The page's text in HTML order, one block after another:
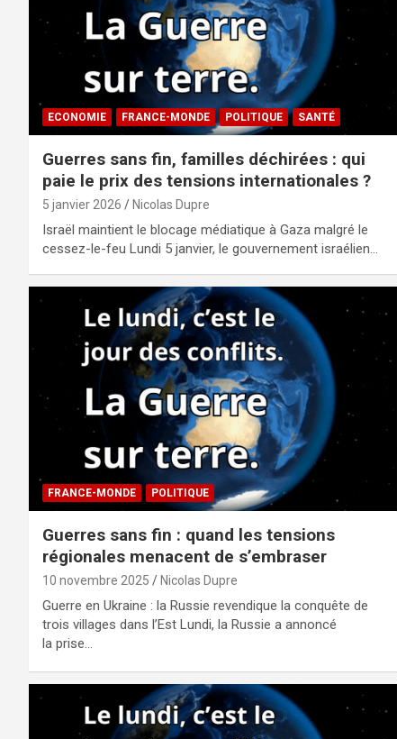
ECONOMIE FRANCE-MONDE POLITIQUE SANTÉ
Guerres sans fin, familles déchirées : qui
paie le prix des tensions internationales ?
5 janvier 2026 Nicolas Dupre
Israël maintient le blocage médiatique à Gaza malgré le
cessez-le-feu Lundi 5 janvier, le gouvernement israélien…
FRANCE-MONDE POLITIQUE
Guerres sans fin : quand les tensions
régionales menacent de s’embraser
10 novembre 2025 Nicolas Dupre
Guerre en Ukraine : la Russie revendique la conquête de
trois villages dans l’Est Lundi, la Russie a annoncé
la prise…